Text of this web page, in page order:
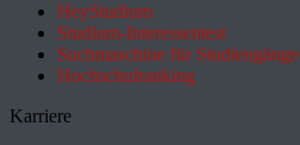
HeyStudium
Studium-Interessentest
Suchmaschine für Studiengänge
Hochschulranking
Karriere